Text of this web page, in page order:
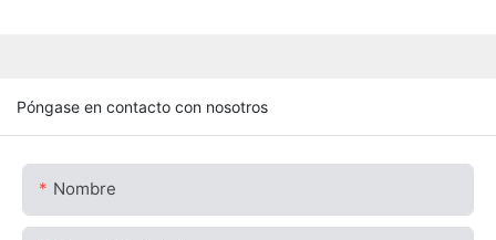
Póngase en contacto con nosotros
Nombre